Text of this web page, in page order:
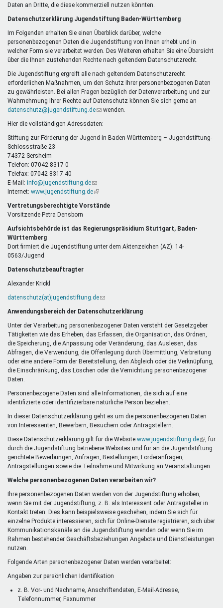
Daten an Dritte, die diese kommerziell nutzen könnten.
Datenschutzerklärung Jugendstiftung Baden-Württemberg
Im Folgenden erhalten Sie einen Überblick darüber, welche
personenbezogenen Daten die Jugendstiftung von Ihnen erhebt und in
welcher Form sie verarbeitet werden. Des Weiteren erhalten Sie eine Übersicht
über die Ihnen zustehenden Rechte nach geltendem Datenschutzrecht.
Die Jugendstiftung ergreift alle nach geltendem Datenschutzrecht
erforderlichen Maßnahmen, um den Schutz Ihrer personenbezogenen Daten
zu gewährleisten. Bei allen Fragen bezüglich der Datenverarbeitung und zur
Wahrnehmung Ihrer Rechte auf Datenschutz können Sie sich gerne an
datenschutz@jugendstiftung.de(Link
E-
Mail)
wenden.
Hier die vollständigen Adressdaten:
Stiftung zur Förderung der Jugend in Baden-Württemberg – Jugendstiftung-
Schlossstraße 23
74372 Sersheim
Telefon: 07042 8317 0
Telefax: 07042 8317 40
E-Mail: info@jugendstiftung.de(Link
sendet
Mail)
Internet: www.jugendstiftung.de(Link
extern)
Vertretungsberechtigte Vorstände
Vorsitzende Petra Densborn
Aufsichtsbehörde ist das Regierungspräsidium Stuttgart, Baden-
Württemberg
Dort firmiert die Jugendstiftung unter dem Aktenzeichen (AZ): 14-
0563/Jugend
Datenschutzbeauftragter
Alexander Krickl
datenschutz(at)jugendstiftung.de(Link
E-
Mail)
Anwendungsbereich der Datenschutzerklärung
Unter der Verarbeitung personenbezogener Daten versteht der Gesetzgeber
Tätigkeiten wie das Erheben, das Erfassen, die Organisation, das Ordnen,
die Speicherung, die Anpassung oder Veränderung, das Auslesen, das
Abfragen, die Verwendung, die Offenlegung durch Übermittlung, Verbreitung
oder eine andere Form der Bereitstellung, den Abgleich oder die Verknüpfung,
die Einschränkung, das Löschen oder die Vernichtung personenbezogener
Daten.
Personenbezogene Daten sind alle Informationen, die sich auf eine
identifizierte oder identifizierbare natürliche Person beziehen.
In dieser Datenschutzerklärung geht es um die personenbezogenen Daten
von Interessenten, Bewerbern, Besuchern oder Antragstellern.
Diese Datenschutzerklärung gilt für die Website www.jugendstiftung.de(Link
ist
, für
durch die Jugendstiftung betriebene Websites und für an die Jugendstiftung
gerichtete Bewerbungen, Anfragen, Bestellungen, Förderanfragen,
Antragstellungen sowie die Teilnahme und Mitwirkung an Veranstaltungen.
Welche personenbezogenen Daten verarbeiten wir?
Ihre personenbezogenen Daten werden von der Jugendstiftung erhoben,
wenn Sie mit der Jugendstiftung, z. B. als Interessent oder Antragsteller in
Kontakt treten. Dies kann beispielsweise geschehen, indem Sie sich für
einzelne Produkte interessieren, sich für Online-Dienste registrieren, sich über
Kommunikationskanäle an die Jugendstiftung wenden oder wenn Sie im
Rahmen bestehender Geschäftsbeziehungen Angebote und Dienstleistungen
nutzen.
Folgende Arten personenbezogener Daten werden verarbeitet:
Angaben zur persönlichen Identifikation
z. B. Vor- und Nachname, Anschriftendaten, E-Mail-Adresse,
Telefonnummer, Faxnummer